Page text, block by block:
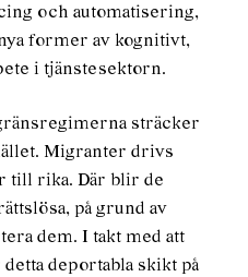
och automatisering,
former av kognitivt,
i tjänstesektorn.
sträcker
Migranter drivs
till rika. Där blir de
på grund av
dem. I takt med att
deportabla skikt på